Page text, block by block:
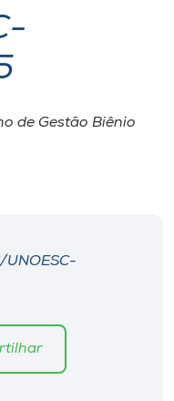
de Gestão Biênio
UNOESC-